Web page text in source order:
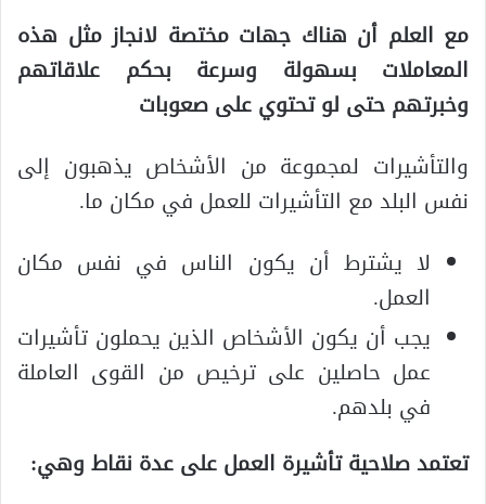
مع العلم أن هناك جهات مختصة لانجاز مثل هذه
المعاملات بسهولة وسرعة بحكم علاقاتهم
وخبرتهم حتى لو تحتوي على صعوبات
والتأشيرات لمجموعة من الأشخاص يذهبون إلى
نفس البلد مع التأشيرات للعمل في مكان ما.
لا يشترط أن يكون الناس في نفس مكان
العمل.
يجب أن يكون الأشخاص الذين يحملون تأشيرات
عمل حاصلين على ترخيص من القوى العاملة
في بلدهم.
تعتمد صلاحية تأشيرة العمل على عدة نقاط وهي: